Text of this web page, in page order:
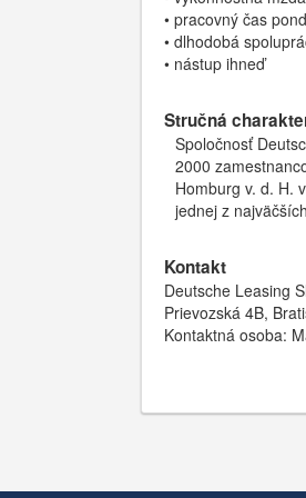
• pracovný čas
• dlhodobá
• nástup ihneď
Stručná
Spoločnosť
2000
Homburg v. d. H.
jednej z
Kontakt
Deutsche Leasing
Prievozská 4B,
Kontaktná osoba: